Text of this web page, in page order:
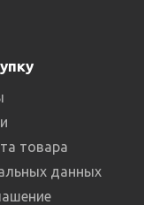
товара
данных